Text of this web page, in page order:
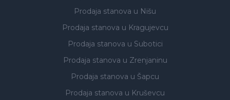
Prodaja stanova u Nišu
Prodaja stanova u Kragujevcu
Prodaja stanova u Subotici
Prodaja stanova u Zrenjaninu
Prodaja stanova u Šapcu
Prodaja stanova u Kruševcu